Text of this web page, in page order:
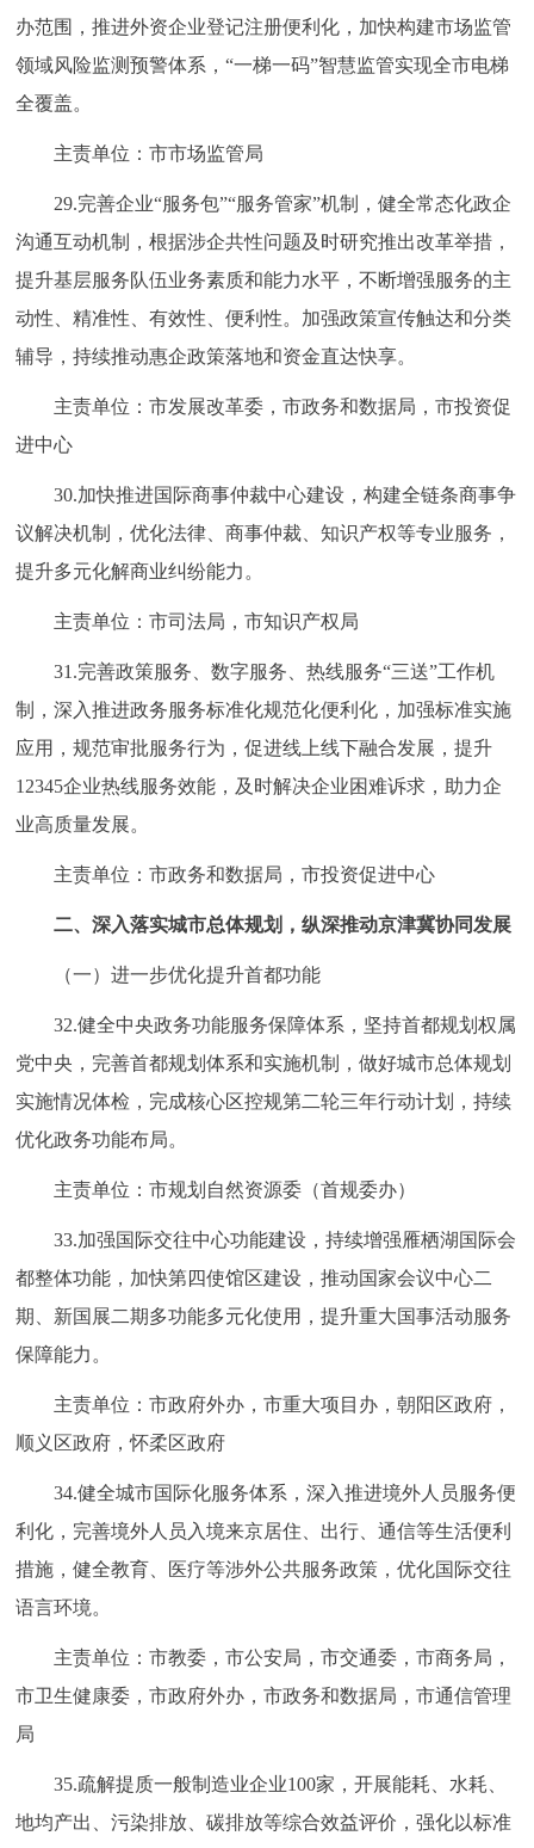
办范围，推进外资企业登记注册便利化，加快构建市场监管
领域风险监测预警体系，“一梯一码”智慧监管实现全市电梯
全覆盖。
主责单位：市市场监管局
29.完善企业“服务包”“服务管家”机制，健全常态化政企
沟通互动机制，根据涉企共性问题及时研究推出改革举措，
提升基层服务队伍业务素质和能力水平，不断增强服务的主
动性、精准性、有效性、便利性。加强政策宣传触达和分类
辅导，持续推动惠企政策落地和资金直达快享。
主责单位：市发展改革委，市政务和数据局，市投资促
进中心
30.加快推进国际商事仲裁中心建设，构建全链条商事争
议解决机制，优化法律、商事仲裁、知识产权等专业服务，
提升多元化解商业纠纷能力。
主责单位：市司法局，市知识产权局
31.完善政策服务、数字服务、热线服务“三送”工作机
制，深入推进政务服务标准化规范化便利化，加强标准实施
应用，规范审批服务行为，促进线上线下融合发展，提升
12345企业热线服务效能，及时解决企业困难诉求，助力企
业高质量发展。
主责单位：市政务和数据局，市投资促进中心
二、深入落实城市总体规划，纵深推动京津冀协同发展
（一）进一步优化提升首都功能
32.健全中央政务功能服务保障体系，坚持首都规划权属
党中央，完善首都规划体系和实施机制，做好城市总体规划
实施情况体检，完成核心区控规第二轮三年行动计划，持续
优化政务功能布局。
主责单位：市规划自然资源委（首规委办）
33.加强国际交往中心功能建设，持续增强雁栖湖国际会
都整体功能，加快第四使馆区建设，推动国家会议中心二
期、新国展二期多功能多元化使用，提升重大国事活动服务
保障能力。
主责单位：市政府外办，市重大项目办，朝阳区政府，
顺义区政府，怀柔区政府
34.健全城市国际化服务体系，深入推进境外人员服务便
利化，完善境外人员入境来京居住、出行、通信等生活便利
措施，健全教育、医疗等涉外公共服务政策，优化国际交往
语言环境。
主责单位：市教委，市公安局，市交通委，市商务局，
市卫生健康委，市政府外办，市政务和数据局，市通信管理
局
35.疏解提质一般制造业企业100家，开展能耗、水耗、
地均产出、污染排放、碳排放等综合效益评价，强化以标准